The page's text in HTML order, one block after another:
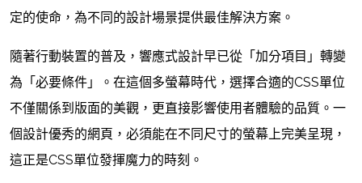
定的使命，為不同的設計場景提供最佳解決方案。
隨著行動裝置的普及，響應式設計早已從「加分項目」轉變
為「必要條件」。在這個多螢幕時代，選擇合適的CSS單位
不僅關係到版面的美觀，更直接影響使用者體驗的品質。一
個設計優秀的網頁，必須能在不同尺寸的螢幕上完美呈現，
這正是CSS單位發揮魔力的時刻。